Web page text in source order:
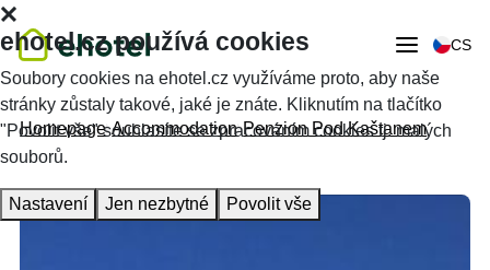
CS
Homepage Accommodation Penzion Pod Kaštanem
ehotel.cz používá cookies
Soubory cookies na ehotel.cz využíváme proto, aby naše
stránky zůstaly takové, jaké je znáte. Kliknutím na tlačítko
"Povolit vše" souhlasíte se zpracováním cookies tj. malých
souborů.
Nastavení Jen nezbytné Povolit vše